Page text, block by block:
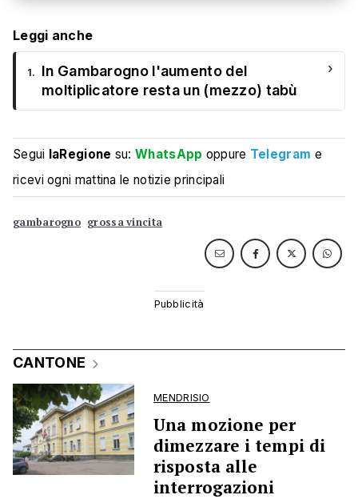
Leggi anche
1.
In Gambarogno l'aumento del
moltiplicatore resta un (mezzo) tabù
›
Segui laRegione su:WhatsApp oppure Telegram e
ricevi ogni mattina le notizie principali
gambarogno grossa vincita
CANTONE
MENDRISIO
Una mozione per
dimezzare i tempi di
risposta alle
interrogazioni